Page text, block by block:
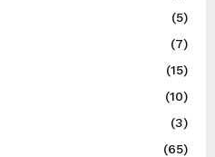
(5)
(7)
(15)
(10)
(3)
(65)